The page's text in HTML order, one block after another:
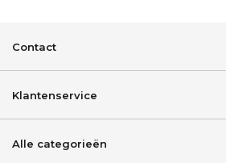
Contact
Klantenservice
Alle categorieën